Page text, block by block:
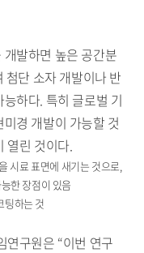
발하면 높은 공간분
단 소자 개발이나 반
하다. 특히 글로벌 기
경 개발이 가능할 것
열린 것이다.
시료 표면에 새기는 것으로,
한 장점이 있음
팅하는 것
연구원은 “이번 연구